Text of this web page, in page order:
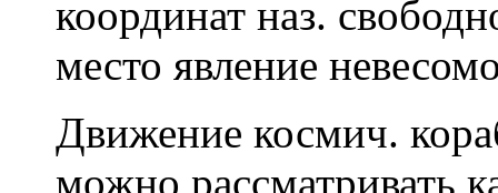
координат наз.
место явление
Движение космич.
можно рассматривать